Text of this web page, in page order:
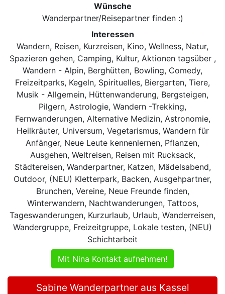
Wünsche
Wanderpartner/Reisepartner finden :)
Interessen
Wandern, Reisen, Kurzreisen, Kino, Wellness, Natur,
Spazieren gehen, Camping, Kultur, Aktionen tagsüber ,
Wandern - Alpin, Berghütten, Bowling, Comedy,
Freizeitparks, Kegeln, Spirituelles, Biergarten, Tiere,
Musik - Allgemein, Hüttenwanderung, Bergsteigen,
Pilgern, Astrologie, Wandern -Trekking,
Fernwanderungen, Alternative Medizin, Astronomie,
Heilkräuter, Universum, Vegetarismus, Wandern für
Anfänger, Neue Leute kennenlernen, Pflanzen,
Ausgehen, Weltreisen, Reisen mit Rucksack,
Städtereisen, Wanderpartner, Katzen, Mädelsabend,
Outdoor, (NEU) Kletterpark, Backen, Ausgehpartner,
Brunchen, Vereine, Neue Freunde finden,
Winterwandern, Nachtwanderungen, Tattoos,
Tageswanderungen, Kurzurlaub, Urlaub, Wanderreisen,
Wandergruppe, Freizeitgruppe, Lokale testen, (NEU)
Schichtarbeit
Mit Nina Kontakt aufnehmen!
Sabine Wanderpartner aus Kassel